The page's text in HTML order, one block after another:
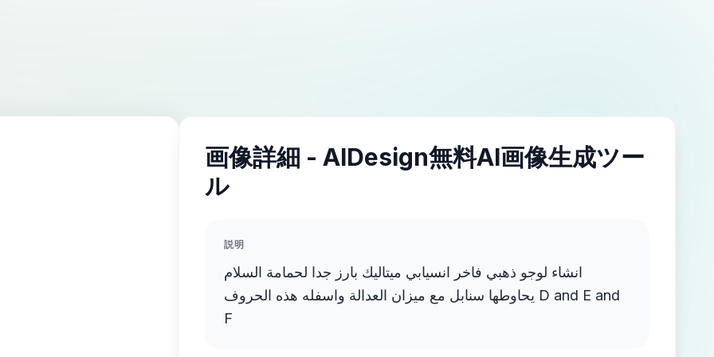
画像詳細 - AIDesign無料AI画像生成ツー
ル
説明
انشاء لوجو ذهبي فاخر انسيابي ميتاليك بارز جدا لحمامة السلام
يحاوطها سنابل مع ميزان العدالة واسفله هذه الحروف D and E and
F